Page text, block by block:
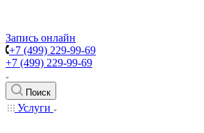
Запись онлайн
+7 (499) 229-99-69
+7 (499) 229-99-69
Поиск
Услуги